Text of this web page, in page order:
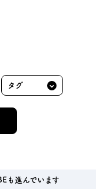
も進んでいます